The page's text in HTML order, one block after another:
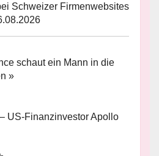
Schweizer Firmenwebsites
schaut ein Mann in die
»
US-Finanzinvestor Apollo